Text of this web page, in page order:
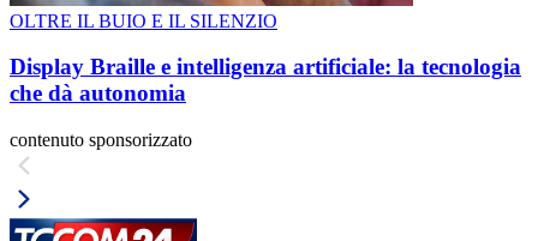
OLTRE IL BUIO E IL SILENZIO
Display Braille e intelligenza artificiale: la tecnologia
che dà autonomia
contenuto sponsorizzato